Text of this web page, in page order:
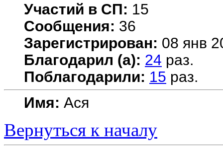
Участий в СП: 15
Сообщения: 36
Зарегистрирован: 08 янв
Благодарил (а): 24 раз.
Поблагодарили: 15 раз.
Имя: Ася
Вернуться к началу